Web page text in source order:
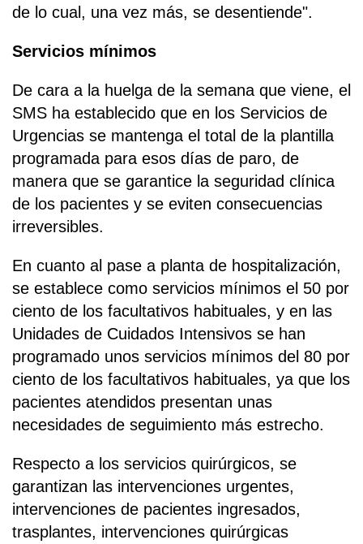
de lo cual, una vez más, se desentiende".
Servicios mínimos
De cara a la huelga de la semana que viene, el
SMS ha establecido que en los Servicios de
Urgencias se mantenga el total de la plantilla
programada para esos días de paro, de
manera que se garantice la seguridad clínica
de los pacientes y se eviten consecuencias
irreversibles.
En cuanto al pase a planta de hospitalización,
se establece como servicios mínimos el 50 por
ciento de los facultativos habituales, y en las
Unidades de Cuidados Intensivos se han
programado unos servicios mínimos del 80 por
ciento de los facultativos habituales, ya que los
pacientes atendidos presentan unas
necesidades de seguimiento más estrecho.
Respecto a los servicios quirúrgicos, se
garantizan las intervenciones urgentes,
intervenciones de pacientes ingresados,
trasplantes, intervenciones quirúrgicas